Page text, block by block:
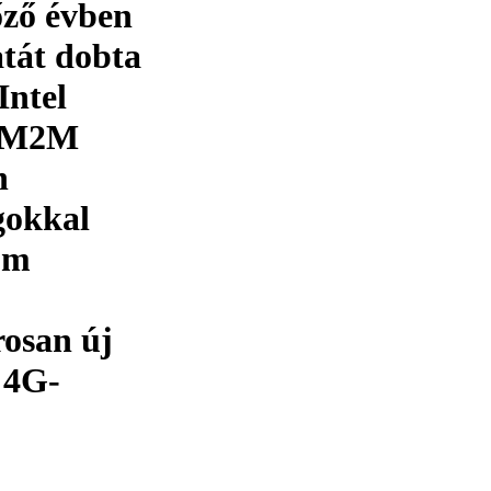
évben
dobta
új